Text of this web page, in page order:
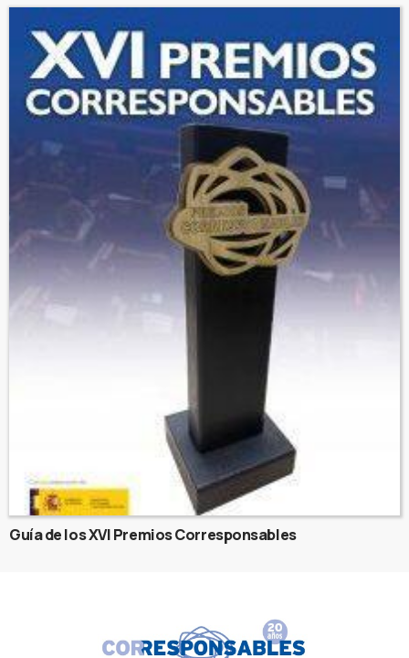
Guía de los XVI Premios Corresponsables